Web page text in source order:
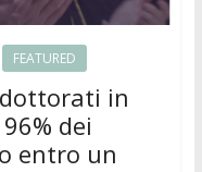
FEATURED
in
dei
entro un